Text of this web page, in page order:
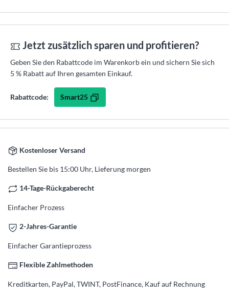
Jetzt zusätzlich sparen und profitieren?
Geben Sie den Rabattcode im Warenkorb ein und sichern Sie sich
5 % Rabatt auf Ihren gesamten Einkauf.
Rabattcode: Smart25
Kostenloser Versand
Bestellen Sie bis 15:00 Uhr, Lieferung morgen
14-Tage-Rückgaberecht
Einfacher Prozess
2-Jahres-Garantie
Einfacher Garantieprozess
Flexible Zahlmethoden
Kreditkarten, PayPal, TWINT, PostFinance, Kauf auf Rechnung